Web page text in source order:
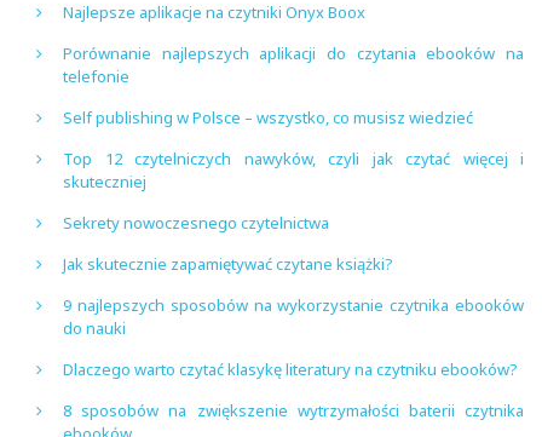
Najlepsze aplikacje na czytniki Onyx Boox
Porównanie najlepszych aplikacji do czytania ebooków na
telefonie
Self publishing w Polsce – wszystko, co musisz wiedzieć
Top 12 czytelniczych nawyków, czyli jak czytać więcej i
skuteczniej
Sekrety nowoczesnego czytelnictwa
Jak skutecznie zapamiętywać czytane książki?
9 najlepszych sposobów na wykorzystanie czytnika ebooków
do nauki
Dlaczego warto czytać klasykę literatury na czytniku ebooków?
8 sposobów na zwiększenie wytrzymałości baterii czytnika